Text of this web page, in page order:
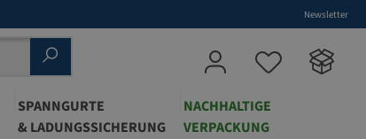
Newsletter
SPANNGURTE
& LADUNGSSICHERUNG
NACHHALTIGE
VERPACKUNG